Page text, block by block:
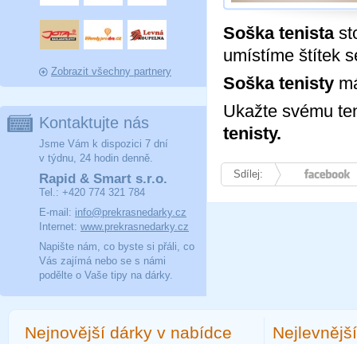
Soška tenista
umístíme štítek
Soška tenisty
Ukažte svému
tenisty.
Sdílej: Facebook
Zobrazit všechny partnery
Kontaktujte nás
Jsme Vám k dispozici 7 dní
v týdnu, 24 hodin denně.
Rapid & Smart s.r.o.
Tel.: +420 774 321 784
E-mail: info@prekrasnedarky.cz
Internet: www.prekrasnedarky.cz
Napište nám, co byste si přáli, co
Vás zajímá nebo se s námi
podělte o Vaše tipy na dárky.
Nejnovější dárky v nabídce